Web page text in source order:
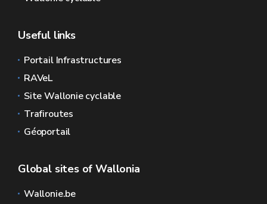
Useful links
Portail Infrastructures
RAVeL
Site Wallonie cyclable
Trafiroutes
Géoportail
Global sites of Wallonia
Wallonie.be